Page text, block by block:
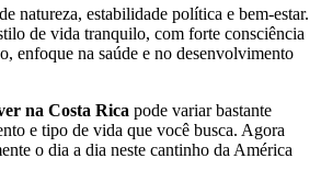
natureza, estabilidade política e bem-estar.
de vida tranquilo, com forte consciência
enfoque na saúde e no desenvolvimento
na Costa Rica pode variar bastante
e tipo de vida que você busca. Agora
o dia a dia neste cantinho da América